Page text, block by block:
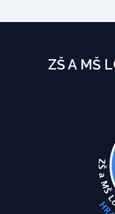
ZŠ A MŠ